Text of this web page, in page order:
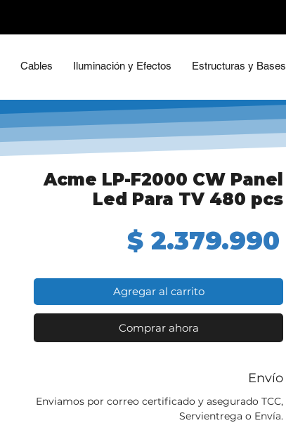
Cables Iluminación y Efectos Estructuras y Bases
Acme LP-F2000 CW Panel
Led Para TV 480 pcs
$ 2.379.990
Agregar al carrito
Comprar ahora
Envío
Enviamos por correo certificado y asegurado TCC,
Servientrega o Envía.